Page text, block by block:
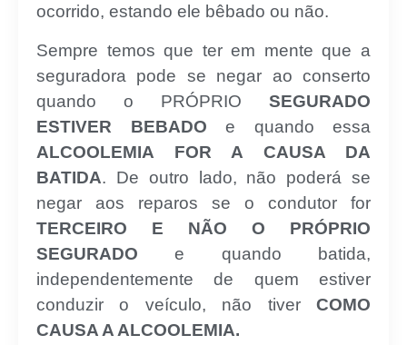
ocorrido, estando ele bêbado ou não.
Sempre temos que ter em mente que a
seguradora pode se negar ao conserto
quando o PRÓPRIO SEGURADO
ESTIVER BEBADO e quando essa
ALCOOLEMIA FOR A CAUSA DA
BATIDA. De outro lado, não poderá se
negar aos reparos se o condutor for
TERCEIRO E NÃO O PRÓPRIO
SEGURADO e quando batida,
independentemente de quem estiver
conduzir o veículo, não tiver COMO
CAUSA A ALCOOLEMIA.